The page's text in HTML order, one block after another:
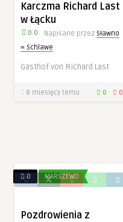
Karczma Richard Last
w Łącku
0.0 Napisane przez Sławno
= Schlawe
Gasthof von Richard Last
8 miesięcy temu 0 0
0 MARSZEWO
Pozdrowienia z